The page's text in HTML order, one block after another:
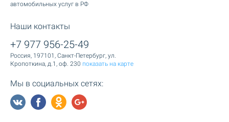
автомобильных услуг в РФ
Наши контакты
+7 977 956-25-49
Россия, 197101, Санкт-Петербург, ул.
Кропоткина, д.1, оф. 230 показать на карте
Мы в социальных сетях: